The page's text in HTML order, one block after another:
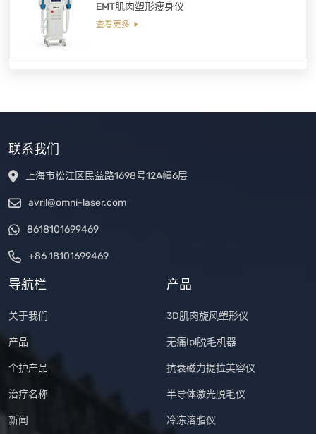
EMT肌肉塑形瘦身仪
查看更多
联系我们
上海市松江区民益路1698号12A幢6层
avril@omni-laser.com
8618101699469
+86 18101699469
导航栏
关于我们
产品
个护产品
治疗名称
新闻
产品
3D肌肉旋风塑形仪
无痛Ipl脱毛机器
抗衰磁力提拉美容仪
半导体激光脱毛仪
冷冻溶脂仪